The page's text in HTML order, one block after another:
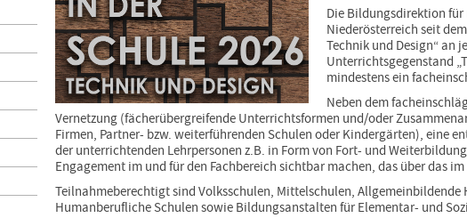
Die Bildungsdirektion
Niederösterreich seit
Technik und Design“ an
Unterrichtsgegenstand
mindestens ein
Neben dem
Vernetzung (fächerübergreifende Unterrichtsformen und/oder
Firmen, Partner- bzw. weiterführenden Schulen oder Kindergärten), eine
der unterrichtenden Lehrpersonen z.B. in Form von Fort- und
Engagement im und für den Fachbereich sichtbar machen, das über das
Teilnahmeberechtigt sind Volksschulen, Mittelschulen,
Humanberufliche Schulen sowie Bildungsanstalten für Elementar- und